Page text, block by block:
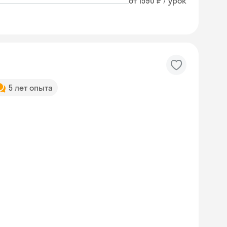
5 лет опыта